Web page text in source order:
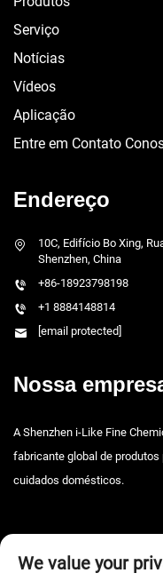
Serviço
Notícias
Vídeos
Aplicação
Entre em Contato
Endereço
10C, Edifício Bo Xing,
Shenzhen, China
+86-18923798198
+1 8884148814
[email protected]
Nossa
A Shenzhen i-Like Fine
fabricante global de
cuidados domésticos.
We value your